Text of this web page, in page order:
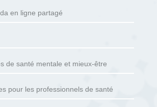
en ligne partagé
de santé mentale et mieux-être
pour les professionnels de santé